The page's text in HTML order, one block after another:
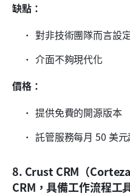
缺點：
對非技術團隊而言設
介面不夠現代化
價格：
提供免費的開源版本
託管服務每月 50 美
8. Crust CRM（
CRM，具備工作流程工